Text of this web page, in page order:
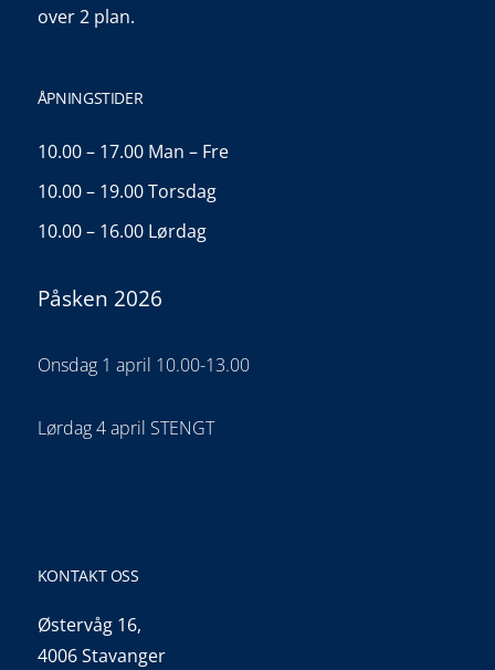
over 2 plan.
ÅPNINGSTIDER
10.00 – 17.00 Man – Fre
10.00 – 19.00 Torsdag
10.00 – 16.00 Lørdag
Påsken 2026
Onsdag 1 april 10.00-13.00
Lørdag 4 april STENGT
KONTAKT OSS
Østervåg 16,
4006 Stavanger